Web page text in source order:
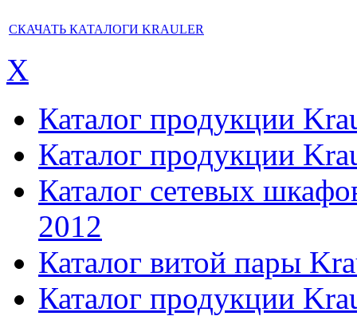
СКАЧАТЬ КАТАЛОГИ KRAULER
X
Каталог продукции
Каталог продукции
Каталог сетевых
2012
Каталог витой пары
Каталог продукции